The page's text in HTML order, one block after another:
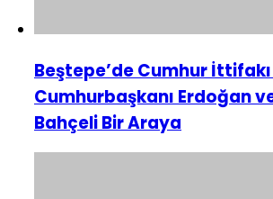
Beştepe’de Cumhur
Cumhurbaşkanı Erdoğan
Bahçeli Bir Araya